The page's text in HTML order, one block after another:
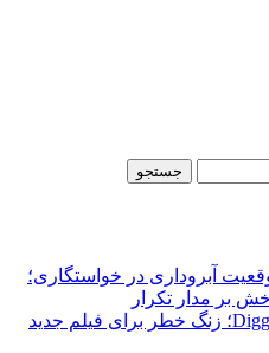
آبروداری در خواستگاری؛
استقبال کم‌رمق از تریلر Digger؛ زنگ خطر برای فیلم جدید